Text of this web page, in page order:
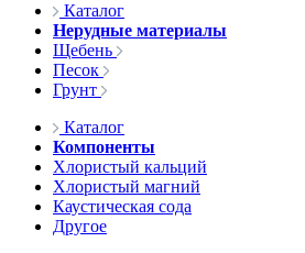
Каталог
Нерудные материалы
Щебень
Песок
Грунт
Каталог
Компоненты
Хлористый кальций
Хлористый магний
Каустическая сода
Другое